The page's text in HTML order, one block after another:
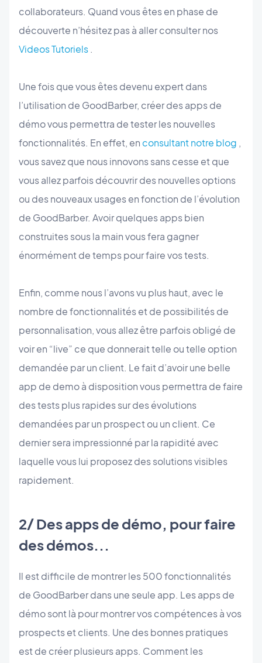
collaborateurs. Quand vous êtes en phase de
découverte n’hésitez pas à aller consulter nos
Videos Tutoriels.
Une fois que vous êtes devenu expert dans
l’utilisation de GoodBarber, créer des apps de
démo vous permettra de tester les nouvelles
fonctionnalités. En effet, en consultant notre blog ,
vous savez que nous innovons sans cesse et que
vous allez parfois découvrir des nouvelles options
ou des nouveaux usages en fonction de l’évolution
de GoodBarber. Avoir quelques apps bien
construites sous la main vous fera gagner
énormément de temps pour faire vos tests.
Enfin, comme nous l’avons vu plus haut, avec le
nombre de fonctionnalités et de possibilités de
personnalisation, vous allez être parfois obligé de
voir en “live” ce que donnerait telle ou telle option
demandée par un client. Le fait d’avoir une belle
app de demo à disposition vous permettra de faire
des tests plus rapides sur des évolutions
demandées par un prospect ou un client. Ce
dernier sera impressionné par la rapidité avec
laquelle vous lui proposez des solutions visibles
rapidement.
2/ Des apps de démo, pour faire
des démos...
Il est difficile de montrer les 500 fonctionnalités
de GoodBarber dans une seule app. Les apps de
démo sont là pour montrer vos compétences à vos
prospects et clients. Une des bonnes pratiques
est de créer plusieurs apps. Comment les